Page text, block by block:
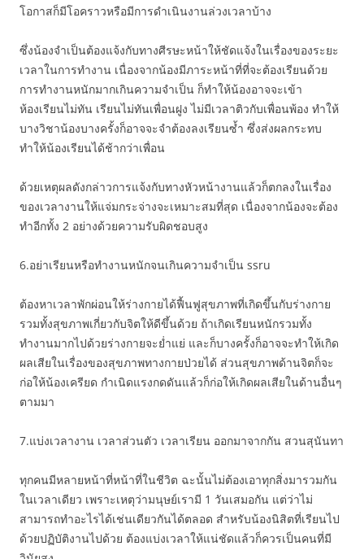
โอกาสก็มีโอคราวหรือมีการดำเนินงานล่วงเวลาบ้าง
ซึ่งน้องจำเป็นต้องแจ้งกับทางศีรษะหน้าให้ชัดแจ้งในเรื่องของระยะ
เวลาในการทำงาน เนื่องจากน้องมีภาระหน้าที่ที่จะต้องเรียนด้วย
การทำงานหนักมากเกินความจำเป็น ก็ทำให้น้องอาจจะเข้า
ห้องเรียนไม่ทัน เรียนไม่ทันเพื่อนฝูง ไม่มีเวลาติวกับเพื่อนพ้อง ทำให้
บางวิชาน้องบางครั้งก็อาจจะจำต้องลงเรียนซ้ำ ซึ่งส่งผลกระทบ
ทำให้น้องเรียนได้ช้ากว่าเพื่อน
ด้วยเหตุผลดังกล่าวการแจ้งกับทางหัวหน้างานแล้วก็ตกลงในเรื่อง
ของเวลางานให้แจ่มกระจ่างจะเหมาะสมที่สุด เนื่องจากน้องจะต้อง
ทำอีกทั้ง 2 อย่างด้วยความรับผิดชอบสูง
6.อย่าเรียนหรือทำงานหนักจนเกินความจำเป็น ssru
ต้องหาเวลาพักผ่อนให้ร่างกายได้ฟื้นฟูสุขภาพที่เกิดขึ้นกับร่างกาย
รวมทั้งสุขภาพเกี่ยวกับจิตให้ดีขึ้นด้วย ถ้าเกิดเรียนหนักรวมทั้ง
ทำงานมากไปด้วยร่างกายจะย่ำแย่ และก็บางครั้งก็อาจจะทำให้เกิด
ผลเสียในเรื่องของสุขภาพทางกายป่วยได้ ส่วนสุขภาพด้านจิตก็จะ
ก่อให้น้องเครียด กำเนิดแรงกดดันแล้วก็ก่อให้เกิดผลเสียในด้านอื่นๆ
ตามมา
7.แบ่งเวลางาน เวลาส่วนตัว เวลาเรียน ออกมาจากกัน สวนสุนันทา
ทุกคนมีหลายหน้าที่หน้าที่ในชีวิต ฉะนั้นไม่ต้องเอาทุกสิ่งมารวมกัน
ในเวลาเดียว เพราะเหตุว่ามนุษย์เรามี 1 วันเสมอกัน แต่ว่าไม่
สามารถทำอะไรได้เช่นเดียวกันได้ตลอด สำหรับน้องนิสิตที่เรียนไป
ด้วยปฏิบัติงานไปด้วย ต้องแบ่งเวลาให้แน่ชัดแล้วก็ควรเป็นคนที่มี